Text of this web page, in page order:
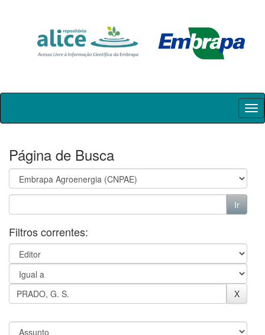
Skip
Página de Busca
Filtros correntes: